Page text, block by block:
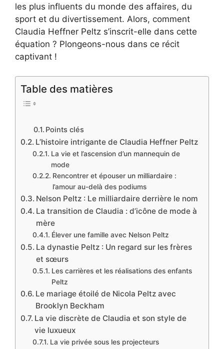
les plus influents du monde des affaires, du
sport et du divertissement. Alors, comment
Claudia Heffner Peltz s’inscrit-elle dans cette
équation ? Plongeons-nous dans ce récit
captivant !
Table des matières
Points clés
L’histoire intrigante de Claudia Heffner Peltz
La vie et l’ascension d’un mannequin de
mode
Rencontrer et épouser un milliardaire :
l’amour au-delà des podiums
Nelson Peltz : Le milliardaire derrière le nom
La transition de Claudia : d’icône de mode à
mère
Élever une famille avec Nelson Peltz
La dynastie Peltz : Un regard sur les frères
et sœurs
Les carrières et les réalisations des enfants
Peltz
Le mariage étoilé de Nicola Peltz avec
Brooklyn Beckham
La vie discrète de Claudia et son style de
vie luxueux
La vie privée sous les projecteurs